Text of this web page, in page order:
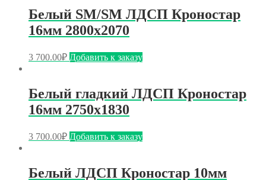
Белый SМ/SM ЛДСП Кроностар
16мм 2800х2070
3 700.00₽ Добавить к заказу
Белый гладкий ЛДСП Кроностар
16мм 2750х1830
3 700.00₽ Добавить к заказу
Белый ЛДСП Кроностар 10мм